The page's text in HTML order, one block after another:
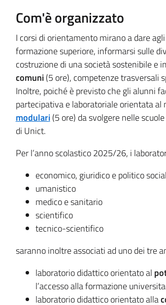
Com'è organizzato
I corsi di orientamento mirano a dare
formazione superiore, informarsi sulle
costruzione di una società sostenibile e
comuni(5 ore), competenze trasversali
Inoltre, poiché è previsto che gli alunni
partecipativa e laboratoriale orientata
modulari(5 ore) da svolgere nelle
di Unict.
Per l’anno scolastico 2025/26, i
economico, giuridico e politico
umanistico
medico e sanitario
scientifico
tecnico-scientifico
saranno inoltre associati ad uno dei tre
laboratorio didattico orientato al
l’accesso alla formazione
laboratorio didattico orientato alla